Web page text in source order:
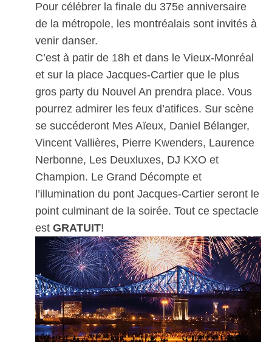
Pour célébrer la finale du 375e anniversaire
de la métropole, les montréalais sont invités à
venir danser.
C’est à patir de 18h et dans le Vieux-Monréal
et sur la place Jacques-Cartier que le plus
gros party du Nouvel An prendra place. Vous
pourrez admirer les feux d’atifices. Sur scène
se succéderont Mes Aïeux, Daniel Bélanger,
Vincent Vallières, Pierre Kwenders, Laurence
Nerbonne, Les Deuxluxes, DJ KXO et
Champion. Le Grand Décompte et
l’illumination du pont Jacques-Cartier seront le
point culminant de la soirée. Tout ce spectacle
est GRATUIT!